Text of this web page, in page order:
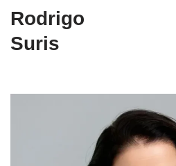
Rodrigo
Suris